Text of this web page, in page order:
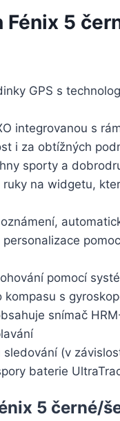
5
GPS s
integrovanou s
i za obtížných
sporty a
na widgetu,
personalizace
pomocí
s
snímač
(v
baterie
5 černé/